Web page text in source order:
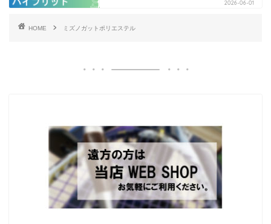
2026-06-01
HOME ミズノガットポリエステル